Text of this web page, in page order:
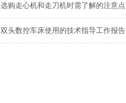
选购走心机和走刀机时需了解的注意点
双头数控车床使用的技术指导工作报告